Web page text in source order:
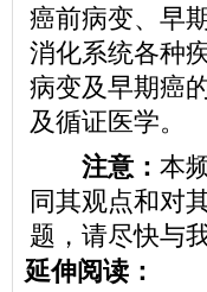
癌前病变、早
消化系统各种
病变及早期癌
及循证医学。
注意： 本
同其观点和对
题，请尽快与
延伸阅读：